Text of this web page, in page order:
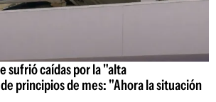
sufrió caídas por la "alta
principios de mes: "Ahora la situación